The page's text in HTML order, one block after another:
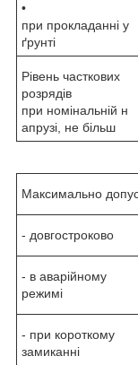
•
при прокладанні у
ґрунті
Рівень часткових
розрядів
при номінальній н
апрузі, не більш
Максимально
- довгостроково
- в аварійному
режимі
- при короткому
замиканні